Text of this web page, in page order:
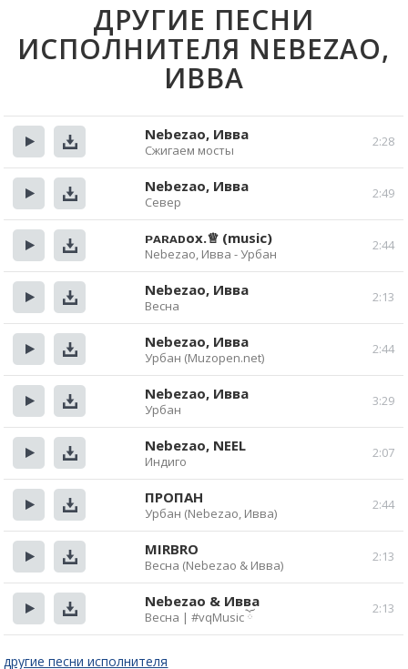
ДРУГИЕ ПЕСНИ
ИСПОЛНИТЕЛЯ NEBEZAO,
ИВВА
Прослушать
Скачать
2:28
Nebezao, Ивва
Сжигаем мосты
Прослушать
Скачать
2:49
Nebezao, Ивва
Север
Прослушать
Скачать
2:44
ᴘᴀʀᴀᴅox.♕ (music)
Nebezao, Ивва - Урбан
Прослушать
Скачать
2:13
Nebezao, Ивва
Весна
Прослушать
Скачать
2:44
Nebezao, Ивва
Урбан (Muzopen.net)
Прослушать
Скачать
3:29
Nebezao, Ивва
Урбан
Прослушать
Скачать
2:07
Nebezao, NEEL
Индиго
Прослушать
Скачать
2:44
ПРОПАН
Урбан (Nebezao, Ивва)
Прослушать
Скачать
2:13
MIRBRO
Весна (Nebezao & Ивва)
Прослушать
Скачать
2:13
Nebezao & Ивва
Весна | #vqMusic ོ
другие песни исполнителя